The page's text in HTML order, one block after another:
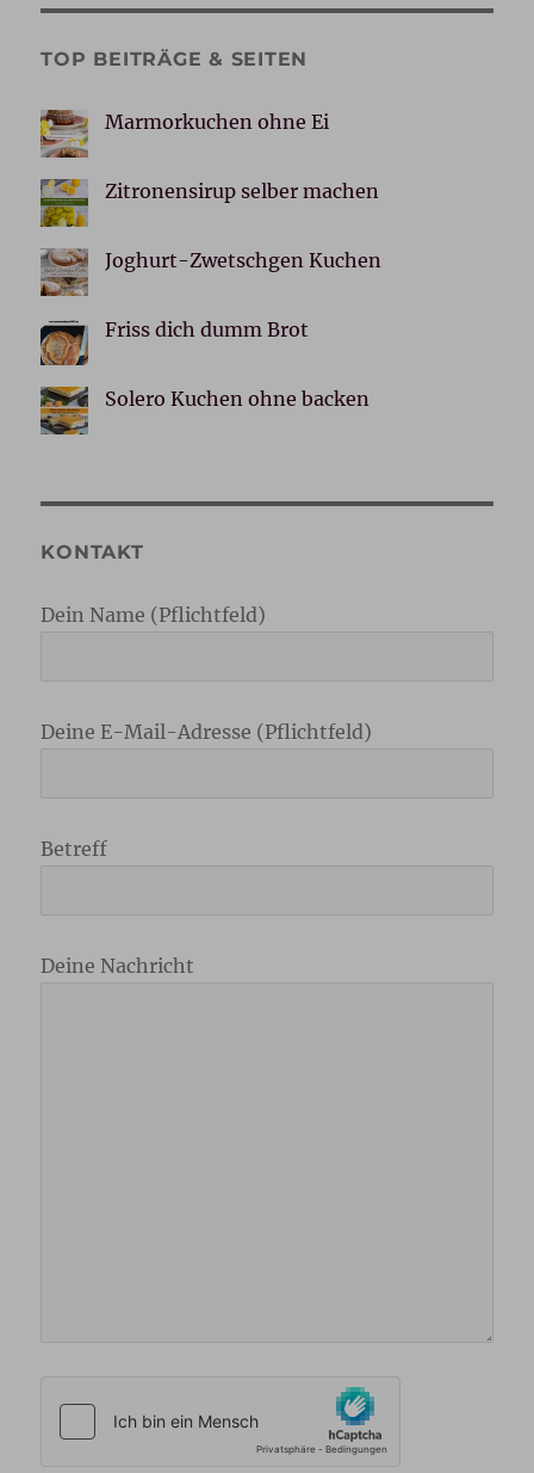
TOP BEITRÄGE & SEITEN
Marmorkuchen ohne Ei
Zitronensirup selber machen
Joghurt-Zwetschgen Kuchen
Friss dich dumm Brot
Solero Kuchen ohne backen
KONTAKT
Dein Name (Pflichtfeld)
Deine E-Mail-Adresse (Pflichtfeld)
Betreff
Deine Nachricht